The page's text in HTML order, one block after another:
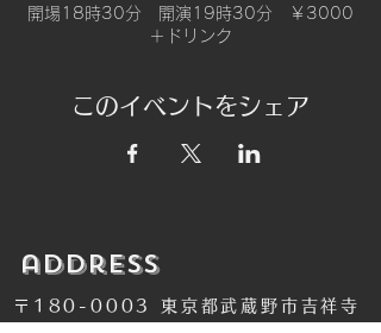
開場18時30分 開演19時30分 ￥3000
＋ドリンク
このイベントをシェア
​address
〒180-0003 東京都武蔵野市吉祥寺